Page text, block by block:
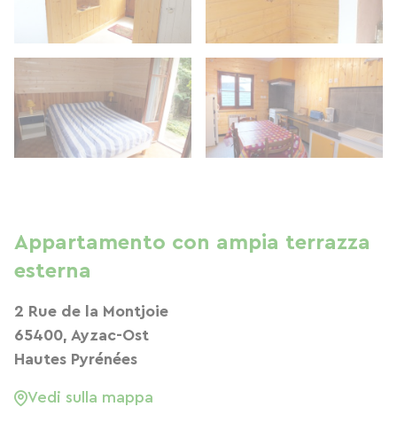
Appartamento con ampia terrazza
esterna
2 Rue de la Montjoie
65400, Ayzac-Ost
Hautes Pyrénées
Vedi sulla mappa